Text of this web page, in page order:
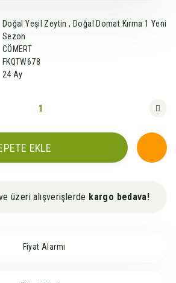
Doğal Yeşil Zeytin , Doğal Domat Kırma 1 Yeni
Sezon
CÖMERT
FKQTW678
24 Ay
EKLE
üzeri alışverişlerde kargo bedava!
Fiyat Alarmı